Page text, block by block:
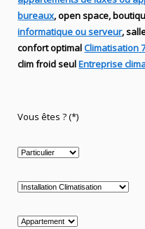
bureaux, open space,
informatique ou serveur,
confort optimalClimatisation
climfroid seulEntreprise
Vous êtes ? (*)